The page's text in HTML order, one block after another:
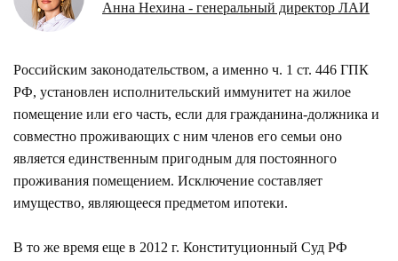
Анна Нехина - генеральный директор ЛАИ
Российским законодательством, а именно ч. 1 ст. 446 ГПК
РФ, установлен исполнительский иммунитет на жилое
помещение или его часть, если для гражданина-должника и
совместно проживающих с ним членов его семьи оно
является единственным пригодным для постоянного
проживания помещением. Исключение составляет
имущество, являющееся предметом ипотеки.
В то же время еще в 2012 г. Конституционный Суд РФ